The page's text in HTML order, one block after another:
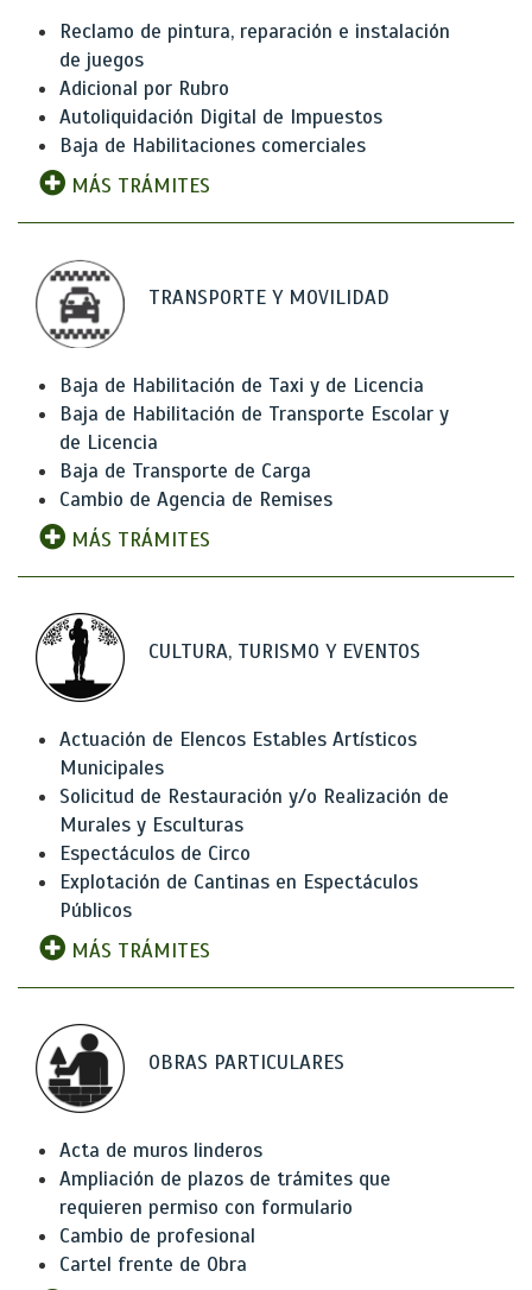
Reclamo de pintura, reparación e instalación
de juegos
Adicional por Rubro
Autoliquidación Digital de Impuestos
Baja de Habilitaciones comerciales
MÁS TRÁMITES
TRANSPORTE Y MOVILIDAD
Baja de Habilitación de Taxi y de Licencia
Baja de Habilitación de Transporte Escolar y
de Licencia
Baja de Transporte de Carga
Cambio de Agencia de Remises
MÁS TRÁMITES
CULTURA, TURISMO Y EVENTOS
Actuación de Elencos Estables Artísticos
Municipales
Solicitud de Restauración y/o Realización de
Murales y Esculturas
Espectáculos de Circo
Explotación de Cantinas en Espectáculos
Públicos
MÁS TRÁMITES
OBRAS PARTICULARES
Acta de muros linderos
Ampliación de plazos de trámites que
requieren permiso con formulario
Cambio de profesional
Cartel frente de Obra